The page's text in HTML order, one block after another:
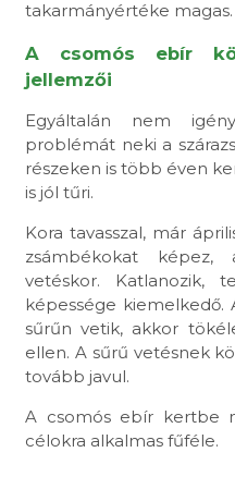
takarmányértéke magas.
A csomós ebír
jellemzői
Egyáltalán nem
problémát neki a
részeken is több éven
is jól tűri.
Kora tavasszal, már
zsámbékokat képez,
vetéskor. Katlanozik,
képessége
sűrűn vetik, akkor
ellen. A sűrű vetésnek
tovább javul.
A csomós ebír kertbe
célokra alkalmas fűféle.